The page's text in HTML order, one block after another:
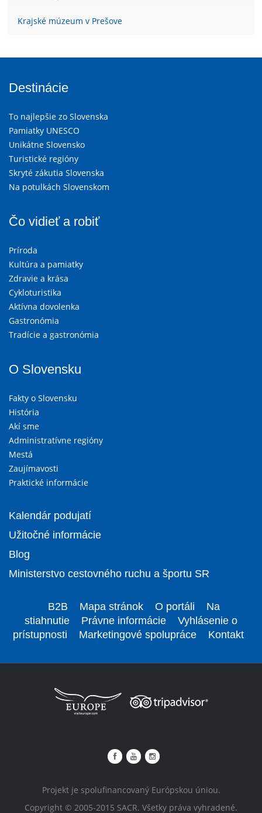
Krajské múzeum v Prešove
Destinácie
To najlepšie zo Slovenska
Pamiatky UNESCO
Unikátne Slovensko
Turistické regióny
Skryté zákutia Slovenska
Na potulkách Slovenskom
Čo vidieť a robiť
Príroda
Kultúra a pamiatky
Zdravie a krása
Cykloturistika
Aktívna dovolenka
Gastronómia
Tradície a gastronómia
O Slovensku
Fakty o Slovensku
História
Akí sme
Administratívne regióny
Mestá
Zaujímavosti
Praktické informácie
Kalendár podujatí
Užitočné informácie
Blog
Ministerstvo cestovného ruchu a športu SR
B2B Mapa stránok O portáli
Na
stiahnutie
Právne informácie
Vyhlásenie o
prístupnosti
Marketingové spolupráce Kontakt
Projekt je spolufinancovaný Európskou úniou.
Copyright © 2005-2015 SACR. Všetky práva vyhradené.